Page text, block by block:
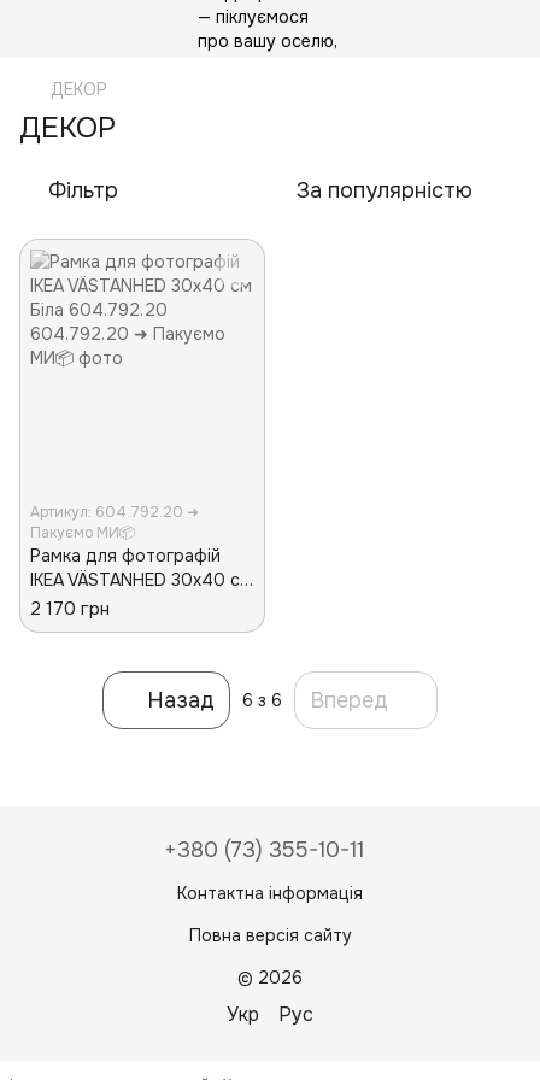
ДЕКОР
ДЕКОР
Фільтр За популярністю
Артикул: 604.792.20 ➜
Пакуємо МИ📦
Рамка для фотографій
IKEA VÄSTANHED 30x40 см
Біла 604.792.20
2 170 грн
Назад 6 з 6 Вперед
+380 (73) 355-10-11
Контактна інформація
Повна версія сайту
© 2026
Укр Рус